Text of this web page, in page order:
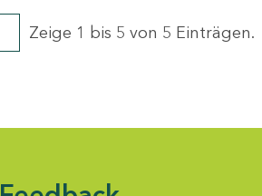
Zeige 1 bis 5 von 5 Einträgen.